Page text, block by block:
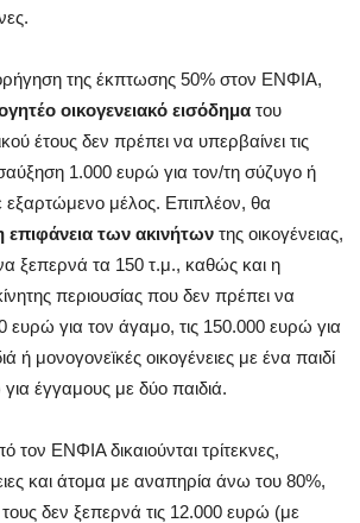
της έκπτωσης 50% στον ΕΝΦΙΑ,
οικογενειακό εισόδημα του
έτους δεν πρέπει να υπερβαίνει τις
1.000 ευρώ για τον/τη σύζυγο ή
εξαρτώμενο μέλος. Επιπλέον, θα
επιφάνεια των ακινήτων της οικογένειας,
ξεπερνά τα 150 τ.μ., καθώς και η
περιουσίας που δεν πρέπει να
ευρώ για τον άγαμο, τις 150.000 ευρώ για
ή μονογονεϊκές οικογένειες με ένα παιδί
έγγαμους με δύο παιδιά.
ΕΝΦΙΑ δικαιούνται τρίτεκνες,
και άτομα με αναπηρία άνω του 80%,
δεν ξεπερνά τις 12.000 ευρώ (με